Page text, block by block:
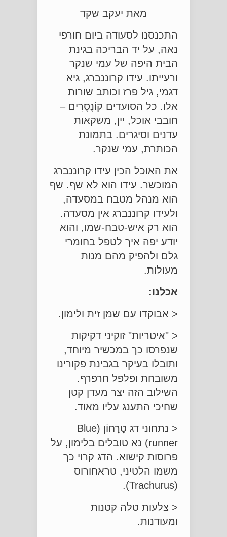
מאת יעקב שקד
התכנסנו לסעודה ביום חורפי
נאה, על יד הבריכה בגינת
הבית היפה של עמי שנקר
ורעייתו. עידו קרוננברג, גיא
דגמי, גיל פרז וכותב שורות
אלו. כל הסועדים קוֹנֶסֶרִים –
חובבי אוכל, יין, משקאות
עדנים וסיגרים. בתמונת
הכותרת, עמי שנקר.
את האוכל הכין עידו קרוננברג
המוכשר. עידו הוא לא שף. שף
הוא מנהל מטבח במסעדה,
ולעידו קרוננברג אין מסעדה.
הוא רק איש-טבח-שמו, והוא
יודע יפה איך לטפל בחומרי
גלם ולהפיק מהם מנות
מעולות.
אכלנו:
< אבוקדו עם שמן זית ולימון.
< "איטריות" זוקיני דקיקות
שנפרסו כך במכשיר מיוחד,
ותובלו בעיקר בגבינת פקורינו
משובחת ופלפל חרפרף.
השילוב הזה יצר מעדן קטן
שחיכי התענג עליו מאוד.
< נתחוני דג טָרָחוֹן (Blue
runner) נא טובלים בלימון, על
פרוסות קישוא. הדג קרוי כך
משמו הלטיני, טראחורוס
(Trachurus).
< צלעות טלה קטנות
ומעודנות.